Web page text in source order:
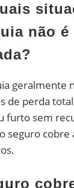
não é
geralmente
de perda
furto sem
seguro cobre